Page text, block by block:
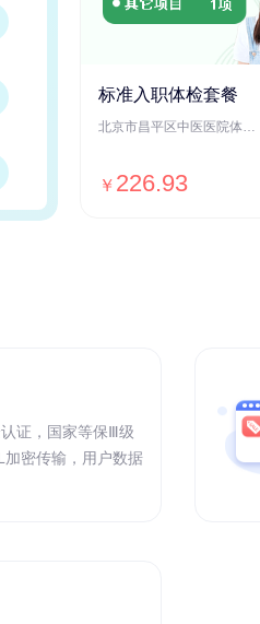
标准入职体检套餐
北京市昌平区中医医院体检中心
￥ 226.93
证，国家等保Ⅲ级
加密传输，用户数据